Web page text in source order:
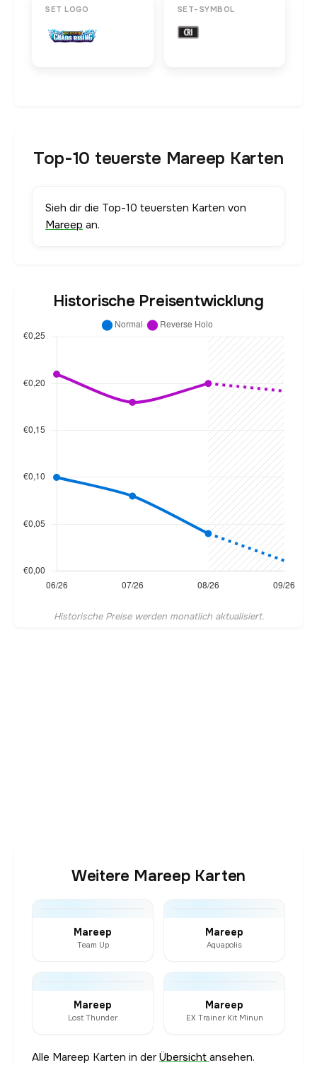
SET LOGO SET-SYMBOL
Top-10 teuerste Mareep Karten
Sieh dir die Top-10 teuersten Karten von
Mareep an.
Historische Preisentwicklung
Historische Preise werden monatlich aktualisiert.
Weitere Mareep Karten
Mareep
Team Up
Mareep
Aquapolis
Mareep
Lost Thunder
Mareep
EX Trainer Kit Minun
Alle Mareep Karten in derÜbersicht ansehen.